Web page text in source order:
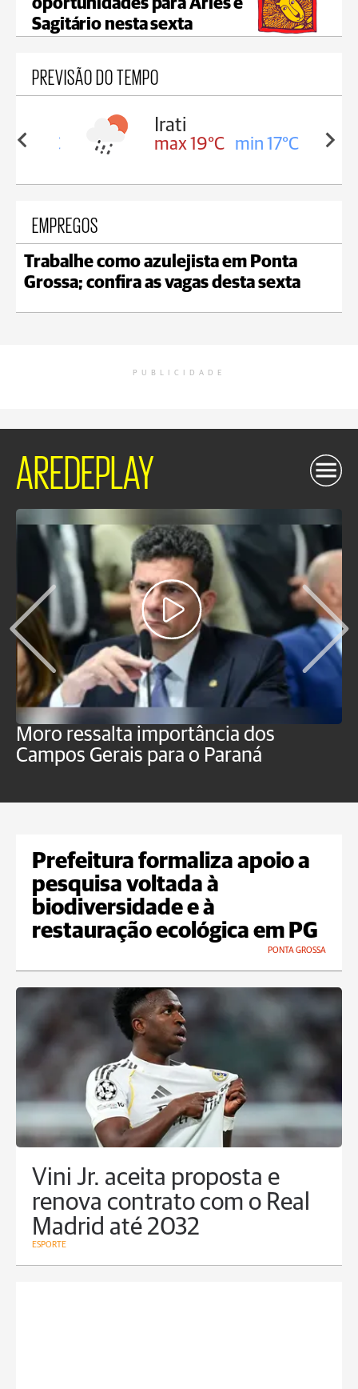
oportunidades para Áries e
Sagitário nesta sexta
PREVISÃO DO TEMPO
18°C
Irati
max 19°C min 17°C
EMPREGOS
Trabalhe como azulejista em Ponta
Grossa; confira as vagas desta sexta
PUBLICIDADE
AREDEPLAY
Moro ressalta importância dos
Campos Gerais para o Paraná
Prefeitura formaliza apoio a
pesquisa voltada à
biodiversidade e à
restauração ecológica em PG
PONTA GROSSA
Vini Jr. aceita proposta e
renova contrato com o Real
Madrid até 2032
ESPORTE